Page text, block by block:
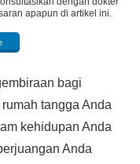
apapun di artikel ini.
bagi
tangga Anda
kehidupan Anda
Anda